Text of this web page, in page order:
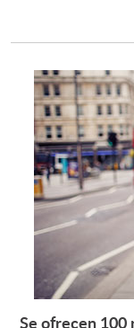
Se ofrecen 100